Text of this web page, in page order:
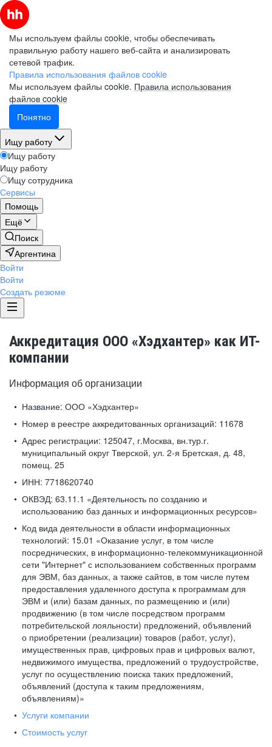
Мы используем файлы cookie, чтобы обеспечивать
правильную работу нашего веб-сайта и анализировать
сетевой трафик.
Правила использования файлов cookie
Мы используем файлы cookie. Правила использования
файлов cookie
Понятно
Ищу работу
Ищу работу
Ищу работу
Ищу сотрудника
Сервисы
Помощь
Ещё
Поиск
Аргентина
Войти
Войти
Создать резюме
Аккредитация ООО «Хэдхантер» как ИТ-
компании
Информация об организации
Название: ООО «Хэдхантер»
Номер в реестре аккредитованных организаций: 11678
Адрес регистрации: 125047, г.Москва, вн.тур.г.
муниципальный округ Тверской, ул. 2-я Бретская, д. 48,
помещ. 25
ИНН: 7718620740
ОКВЭД: 63.11.1 «Деятельность по созданию и
использованию баз данных и информационных ресурсов»
Код вида деятельности в области информационных
технологий: 15.01 «Оказание услуг, в том числе
посреднических, в информационно-телекоммуникационной
сети "Интернет" с использованием собственных программ
для ЭВМ, баз данных, а также сайтов, в том числе путем
предоставления удаленного доступа к программам для
ЭВМ и (или) базам данных, по размещению и (или)
продвижению (в том числе посредством программ
потребительской лояльности) предложений, объявлений
о приобретении (реализации) товаров (работ, услуг),
имущественных прав, цифровых прав и цифровых валют,
недвижимого имущества, предложений о трудоустройстве,
услуг по осуществлению поиска таких предложений,
объявлений (доступа к таким предложениям,
объявлениям)»
Услуги компании
Стоимость услуг